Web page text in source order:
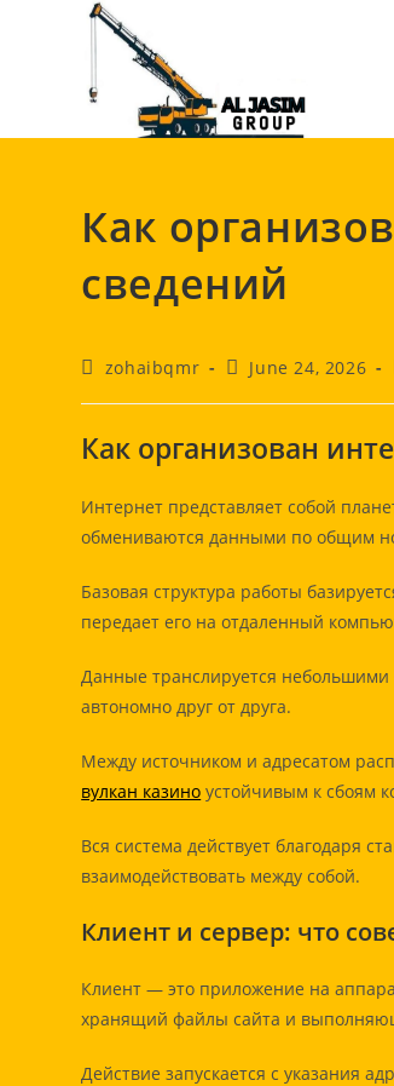
Как
сведений
Postzohaibqmr
PostJune 24, 2026
Как организован
Интернет представляет собой
обмениваются данными по общим
Базовая структура работы
передает его на отдаленный
Данные транслируется небольшими
автономно друг от друга.
Между источником и адресатом
вулкан казино устойчивым к сбоям
Вся система действует благодаря
взаимодействовать между собой.
Клиент и сервер: что
Клиент — это приложение на
хранящий файлы сайта и
Действие запускается с указания